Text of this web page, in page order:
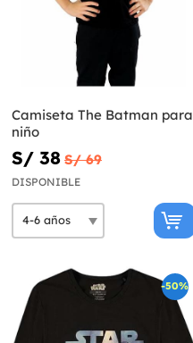
Camiseta The Batman para
niño
S/ 38 S/ 69
DISPONIBLE
-50%